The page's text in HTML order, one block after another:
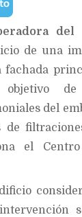
de una
de
del
de
el